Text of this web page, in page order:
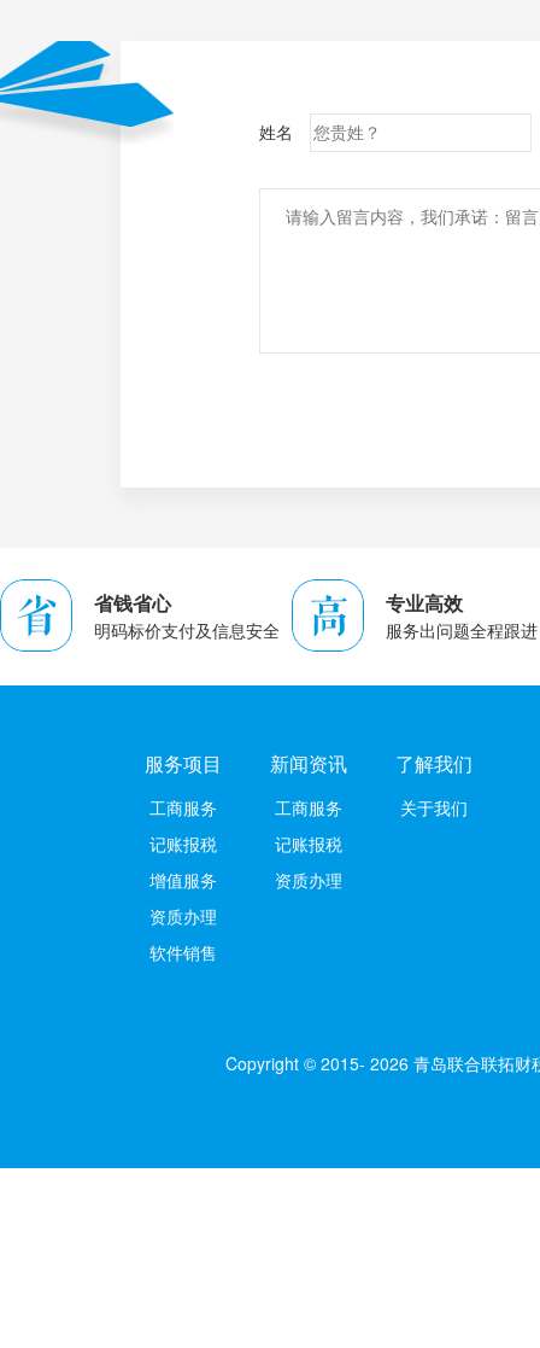
姓名
省钱省心
明码标价支付及信息安全
专业高效
服务出问题全程跟进
服务项目
工商服务
记账报税
增值服务
资质办理
软件销售
新闻资讯
工商服务
记账报税
资质办理
了解我们
关于我们
Copyright © 2015- 2026 青岛联合联拓财